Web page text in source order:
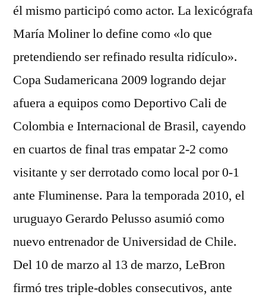
él mismo participó como actor. La lexicógrafa
María Moliner lo define como «lo que
pretendiendo ser refinado resulta ridículo».
Copa Sudamericana 2009 logrando dejar
afuera a equipos como Deportivo Cali de
Colombia e Internacional de Brasil, cayendo
en cuartos de final tras empatar 2-2 como
visitante y ser derrotado como local por 0-1
ante Fluminense. Para la temporada 2010, el
uruguayo Gerardo Pelusso asumió como
nuevo entrenador de Universidad de Chile.
Del 10 de marzo al 13 de marzo, LeBron
firmó tres triple-dobles consecutivos, ante